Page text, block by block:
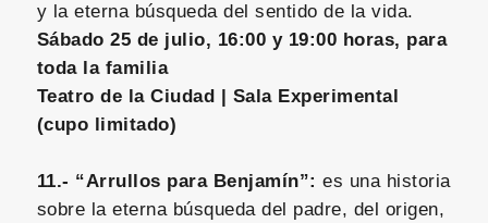
y la eterna búsqueda del sentido de la vida.
Sábado 25 de julio, 16:00 y 19:00 horas, para
toda la familia
Teatro de la Ciudad | Sala Experimental
(cupo limitado)
11.- “Arrullos para Benjamín”:es una historia
sobre la eterna búsqueda del padre, del origen,